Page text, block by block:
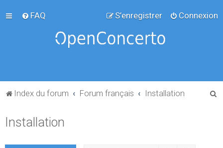
FAQ Connexion
S’enregistrer
Index du forum Forum français Installation
Installation